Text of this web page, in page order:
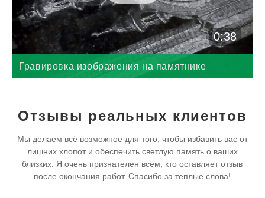
0:38
Гравировка изображения на памятнике
Отзывы реальных клиентов
Мы делаем всё возможное для того, чтобы избавить вас от
лишних хлопот и обеспечить светлую память о ваших
близких. Я очень признателен всем, кто оставляет отзыв
после окончания работ. Спасибо за тёплые слова!